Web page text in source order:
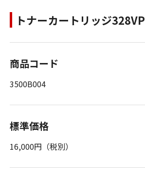
トナーカートリッジ328VP
商品コード
3500B004
標準価格
16,000円（税別）